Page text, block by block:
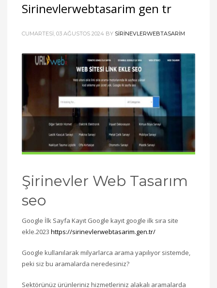
Sirinevlerwebtasarim gen tr
CUMARTESI, 03 AĞUSTOS 2024 BY SIRINEVLERWEBTASARIM
Şirinevler Web Tasarım
seo
Google İlk Sayfa Kayıt Google kayıt google ilk sıra site
ekle.2023 https://sirinevlerwebtasarim.gen.tr/
Google kullanılarak milyarlarca arama yapılıyor sistemde,
peki siz bu aramalarda neredesiniz?
Sektörünüz ürünleriniz hizmetleriniz alakalı aramalarda